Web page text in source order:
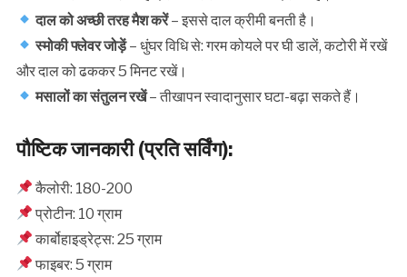
दाल को अच्छी तरह मैश करें– इससे दाल क्रीमी बनती है।
स्मोकी फ्लेवर जोड़ें– धुंघर विधि से: गरम कोयले पर घी डालें, कटोरी में रखें
और दाल को ढककर 5 मिनट रखें।
मसालों का संतुलन रखें– तीखापन स्वादानुसार घटा-बढ़ा सकते हैं।
पौष्टिक जानकारी (प्रति सर्विंग):
कैलोरी: 180-200
प्रोटीन: 10 ग्राम
कार्बोहाइड्रेट्स: 25 ग्राम
फाइबर: 5 ग्राम